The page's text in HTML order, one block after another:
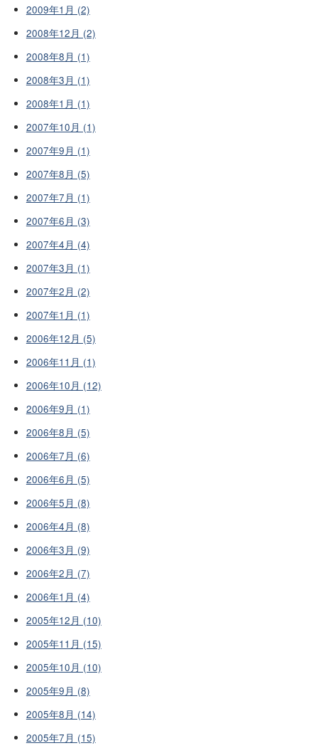
2009年1月 (2)
2008年12月 (2)
2008年8月 (1)
2008年3月 (1)
2008年1月 (1)
2007年10月 (1)
2007年9月 (1)
2007年8月 (5)
2007年7月 (1)
2007年6月 (3)
2007年4月 (4)
2007年3月 (1)
2007年2月 (2)
2007年1月 (1)
2006年12月 (5)
2006年11月 (1)
2006年10月 (12)
2006年9月 (1)
2006年8月 (5)
2006年7月 (6)
2006年6月 (5)
2006年5月 (8)
2006年4月 (8)
2006年3月 (9)
2006年2月 (7)
2006年1月 (4)
2005年12月 (10)
2005年11月 (15)
2005年10月 (10)
2005年9月 (8)
2005年8月 (14)
2005年7月 (15)